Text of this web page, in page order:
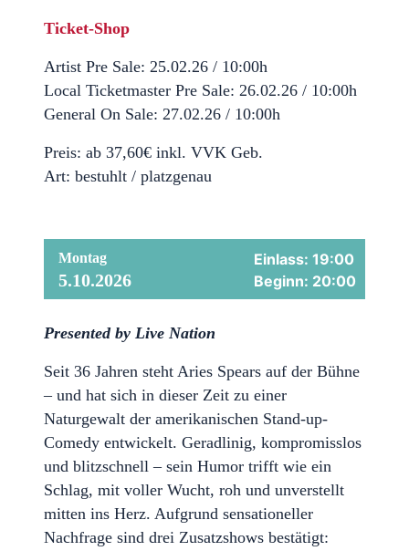
Ticket-Shop
Artist Pre Sale: 25.02.26 / 10:00h
Local Ticketmaster Pre Sale: 26.02.26 / 10:00h
General On Sale: 27.02.26 / 10:00h
Preis: ab 37,60€ inkl. VVK Geb.
Art: bestuhlt / platzgenau
Montag
5.10.2026
Einlass: 19:00
Beginn: 20:00
Presented by Live Nation
Seit 36 Jahren steht Aries Spears auf der Bühne
– und hat sich in dieser Zeit zu einer
Naturgewalt der amerikanischen Stand-up-
Comedy entwickelt. Geradlinig, kompromisslos
und blitzschnell – sein Humor trifft wie ein
Schlag, mit voller Wucht, roh und unverstellt
mitten ins Herz. Aufgrund sensationeller
Nachfrage sind drei Zusatzshows bestätigt: